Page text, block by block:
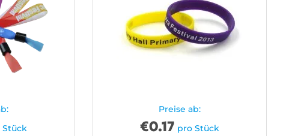
Stück
Preise ab:
€0.17 pro Stück